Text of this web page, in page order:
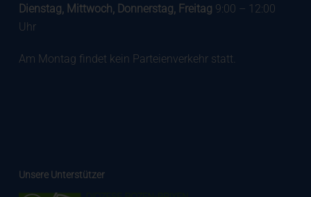
Dienstag, Mittwoch, Donnerstag, Freitag 9:00 – 12:00
Uhr
Am Montag findet kein Parteienverkehr statt.
Unsere Unterstützer